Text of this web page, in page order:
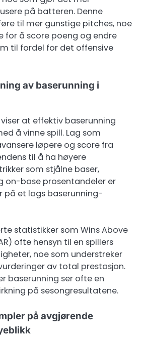
på batteren. Denne
til mer gunstige pitches, noe
for å score poeng og endre
til fordel for det offensive
av baserunning i
at effektiv baserunning
å vinne spill. Lag som
løpere og score fra
til å ha høyere
som stjålne baser,
on-base prosentandeler er
på et lags baserunning-
statistikker som Wins Above
ofte hensyn til en spillers
noe som understreker
av total prestasjon.
baserunning ser ofte en
på sesongresultatene.
på avgjørende